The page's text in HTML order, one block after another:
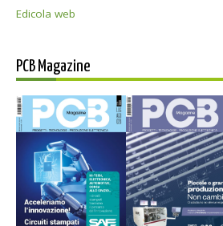
Edicola web
PCB Magazine